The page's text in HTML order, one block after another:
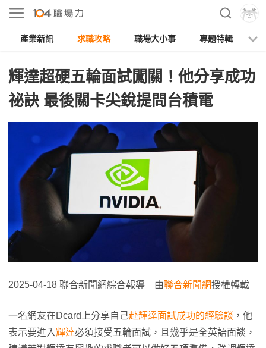
產業新訊 求職攻略 職場大小事 專題特輯
輝達超硬五輪面試闖關！他分享成功
祕訣 最後關卡尖銳提問台積電
2025-04-18 聯合新聞網綜合報導 由聯合新聞網授權轉載
一名網友在Dcard上分享自己赴輝達面試成功的經驗談 ，他
表示要進入輝達必須接受五輪面試，且幾乎是全英語面談，